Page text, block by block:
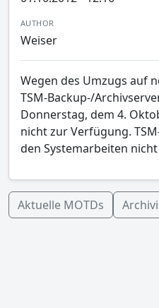
AUTHOR
Weiser
Wegen des Umzugs auf
TSM-Backup-/
Donnerstag, dem 4.
nicht zur Verfügung.
den Systemarbeiten
Aktuelle MOTDs